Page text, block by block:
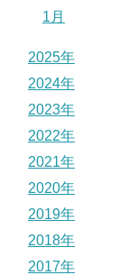
1月
2025年
2024年
2023年
2022年
2021年
2020年
2019年
2018年
2017年